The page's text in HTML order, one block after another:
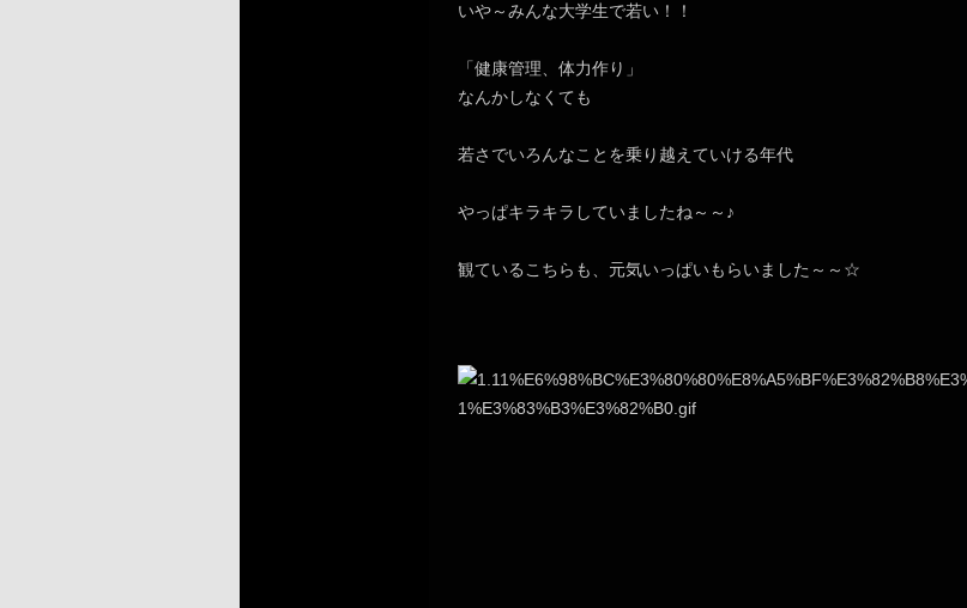
いや～みんな大学生で若い！！
「健康管理、体力作り」
なんかしなくても
若さでいろんなことを乗り越えていける年代
やっぱキラキラしていましたね～～♪
観ているこちらも、元気いっぱいもらいました～～☆